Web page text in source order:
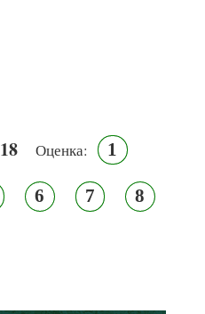
18 Оценка: 1
6 7 8